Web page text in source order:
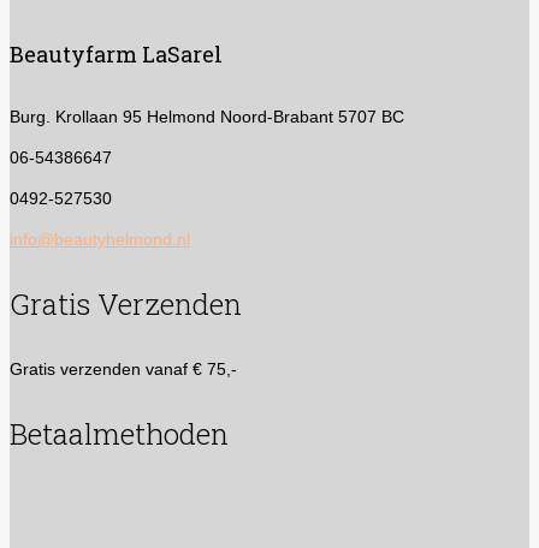
Beautyfarm LaSarel
Burg. Krollaan 95 Helmond Noord-Brabant 5707 BC
06-54386647
0492-527530
info@beautyhelmond.nl
Gratis Verzenden
Gratis verzenden vanaf € 75,-
Betaalmethoden